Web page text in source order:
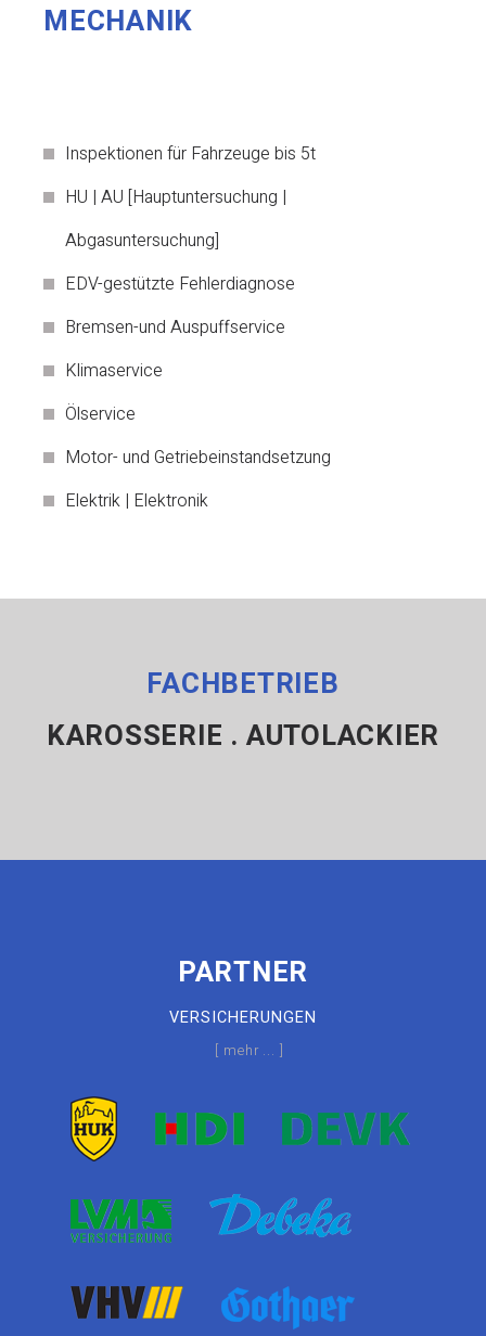
MECHANIK
Inspektionen für Fahrzeuge bis 5t
HU | AU [Hauptuntersuchung |
Abgasuntersuchung]
EDV-gestützte Fehlerdiagnose
Bremsen-und Auspuffservice
Klimaservice
Ölservice
Motor- und Getriebeinstandsetzung
Elektrik | Elektronik
FACHBETRIEB
KAROSSERIE . AUTOLACKIER
PARTNER
VERSICHERUNGEN
[ mehr ... ]